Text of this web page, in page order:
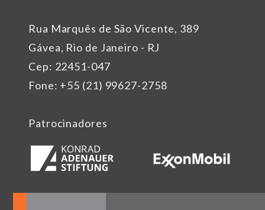
Rua Marquês de São Vicente, 389
Gávea, Rio de Janeiro - RJ
Cep: 22451-047
Fone: +55 (21) 99627-2758
Patrocinadores